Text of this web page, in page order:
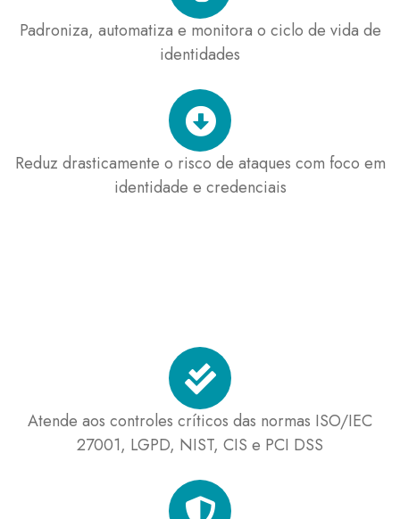
Padroniza, automatiza e monitora o ciclo de vida de
identidades
Reduz drasticamente o risco de ataques com foco em
identidade e credenciais
Atende aos controles críticos das normas ISO/IEC
27001, LGPD, NIST, CIS e PCI DSS